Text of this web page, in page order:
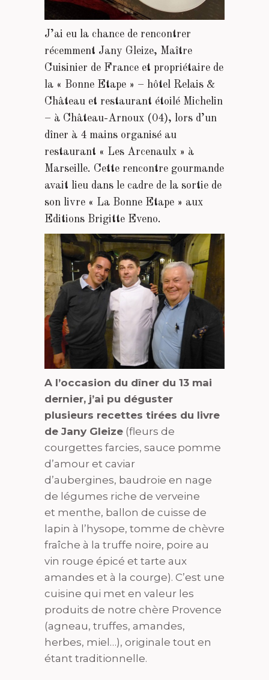
J’ai eu la chance de rencontrer
récemment Jany Gleize, Maître
Cuisinier de France et propriétaire de
la « Bonne Etape » – hôtel Relais &
Château et restaurant étoilé Michelin
– à Château-Arnoux (04), lors d’un
dîner à 4 mains organisé au
restaurant « Les Arcenaulx » à
Marseille. Cette rencontre gourmande
avait lieu dans le cadre de la sortie de
son livre « La Bonne Etape » aux
Editions Brigitte Eveno.
A l’occasion du dîner du 13 mai
dernier, j’ai pu déguster
plusieurs recettes tirées du livre
de Jany Gleize (fleurs de
courgettes farcies, sauce pomme
d’amour et caviar
d’aubergines, baudroie en nage
de légumes riche de verveine
et menthe, ballon de cuisse de
lapin à l’hysope, tomme de chèvre
fraîche à la truffe noire, poire au
vin rouge épicé et tarte aux
amandes et à la courge). C’est une
cuisine qui met en valeur les
produits de notre chère Provence
(agneau, truffes, amandes,
herbes, miel…), originale tout en
étant traditionnelle.